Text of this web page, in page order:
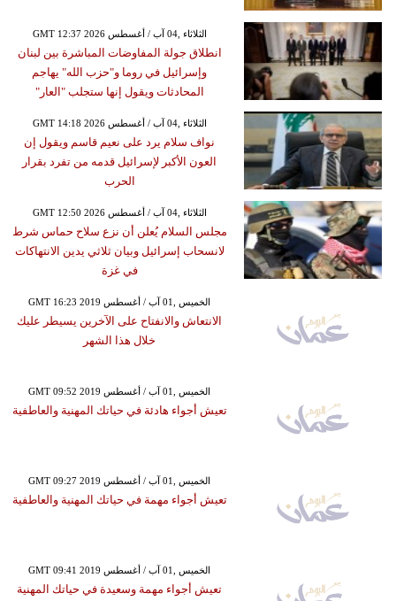
GMT 12:37 2026 الثلاثاء ,04 آب / أغسطس
انطلاق جولة المفاوضات المباشرة بين لبنان
وإسرائيل في روما و"حزب الله" يهاجم
المحادثات ويقول إنها ستجلب "العار"
GMT 14:18 2026 الثلاثاء ,04 آب / أغسطس
نواف سلام يرد على نعيم قاسم ويقول إن
العون الأكبر لإسرائيل قدمه من تفرد بقرار
الحرب
GMT 12:50 2026 الثلاثاء ,04 آب / أغسطس
مجلس السلام يُعلن أن نزع سلاح حماس شرط
لانسحاب إسرائيل وبيان ثلاثي يدين الانتهاكات
في غزة
GMT 16:23 2019 الخميس ,01 آب / أغسطس
الانتعاش والانفتاح على الآخرين يسيطر عليك
خلال هذا الشهر
GMT 09:52 2019 الخميس ,01 آب / أغسطس
تعيش أجواء هادئة في حياتك المهنية والعاطفية
GMT 09:27 2019 الخميس ,01 آب / أغسطس
تعيش أجواء مهمة في حياتك المهنية والعاطفية
GMT 09:41 2019 الخميس ,01 آب / أغسطس
تعيش أجواء مهمة وسعيدة في حياتك المهنية